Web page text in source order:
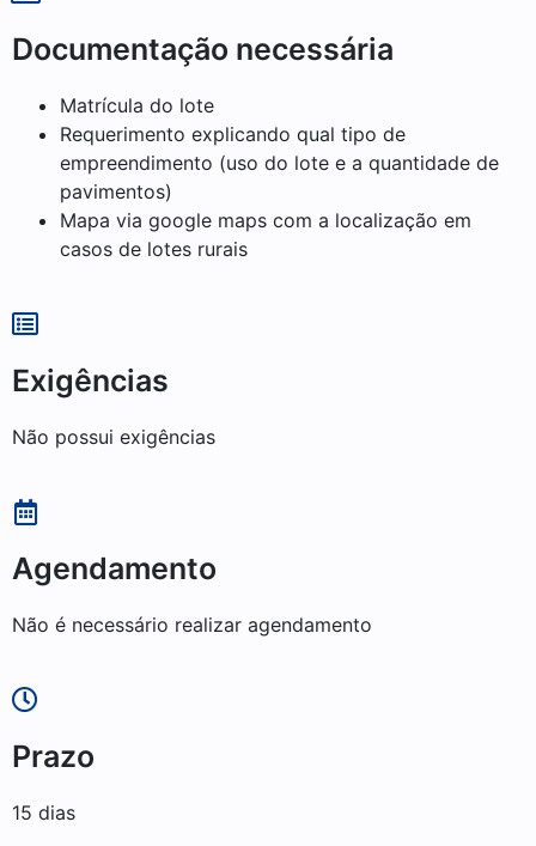
Documentação necessária
Matrícula do lote
Requerimento explicando qual tipo de
empreendimento (uso do lote e a quantidade de
pavimentos)
Mapa via google maps com a localização em
casos de lotes rurais
Exigências
Não possui exigências
Agendamento
Não é necessário realizar agendamento
Prazo
15 dias